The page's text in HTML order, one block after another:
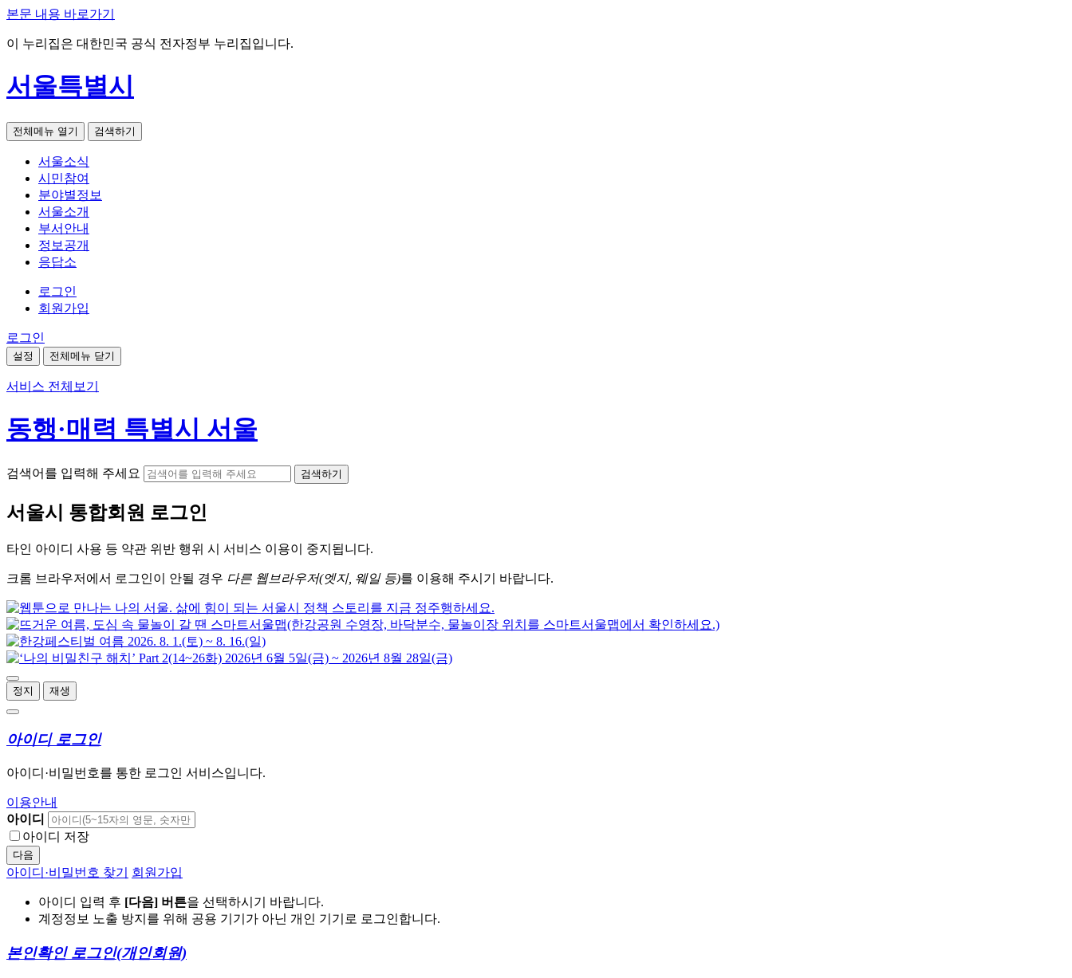
본문 내용 바로가기
이 누리집은 대한민국 공식 전자정부 누리집입니다.
서울특별시
전체메뉴 열기 검색하기
서울소식
시민참여
분야별정보
서울소개
부서안내
정보공개
응답소
로그인
회원가입
로그인
설정 전체메뉴 닫기
서비스 전체보기
동행·매력 특별시 서울
검색어를 입력해 주세요 검색하기
서울시 통합회원 로그인
타인 아이디 사용 등 약관 위반 행위 시 서비스 이용이 중지됩니다.
크롬 브라우저에서 로그인이 안될 경우 다른 웹브라우저(엣지, 웨일 등)를 이용해 주시기 바랍니다.
정지 재생
아이디 로그인
아이디·비밀번호를 통한 로그인 서비스입니다.
이용안내
아이디
아이디 저장
다음
아이디·비밀번호 찾기 회원가입
아이디 입력 후 [다음] 버튼을 선택하시기 바랍니다.
계정정보 노출 방지를 위해 공용 기기가 아닌 개인 기기로 로그인합니다.
본인확인 로그인(개인회원)